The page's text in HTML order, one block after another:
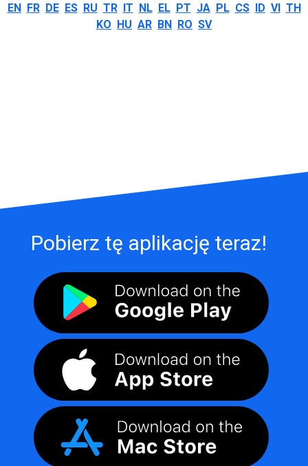
EN FR DE ES RU TR IT NL EL PT JA PL CS ID VI TH
KO HU AR BN RO SV
Pobierz tę aplikację teraz!